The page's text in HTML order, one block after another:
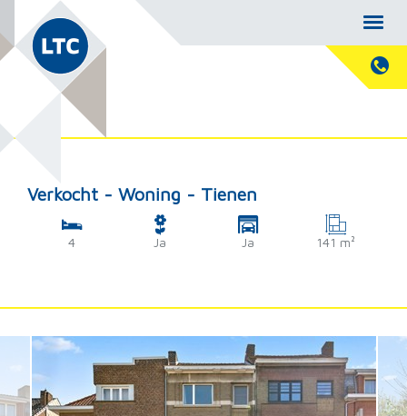
Verkocht - Woning - Tienen
4 Ja Ja 141 m²